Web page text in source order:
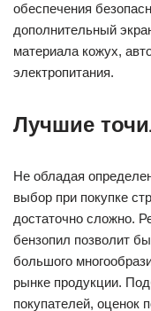
обеспечения
дополнительный
материала кожух,
электропитания.
Лучшие
Не обладая
выбор при покупке
достаточно сложно.
бензопил позволит
большого
рынке продукции.
покупателей, оценок